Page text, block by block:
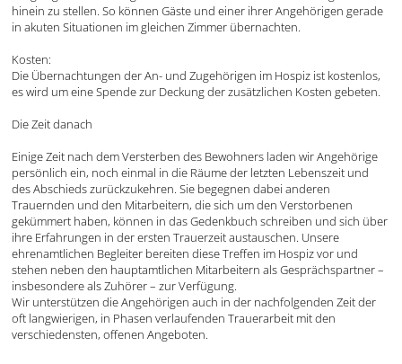
hinein zu stellen. So können Gäste und einer ihrer Angehörigen gerade
in akuten Situationen im gleichen Zimmer übernachten.
Kosten:
Die Übernachtungen der An- und Zugehörigen im Hospiz ist kostenlos,
es wird um eine Spende zur Deckung der zusätzlichen Kosten gebeten.
Die Zeit danach
Einige Zeit nach dem Versterben des Bewohners laden wir Angehörige
persönlich ein, noch einmal in die Räume der letzten Lebenszeit und
des Abschieds zurückzukehren. Sie begegnen dabei anderen
Trauernden und den Mitarbeitern, die sich um den Verstorbenen
gekümmert haben, können in das Gedenkbuch schreiben und sich über
ihre Erfahrungen in der ersten Trauerzeit austauschen. Unsere
ehrenamtlichen Begleiter bereiten diese Treffen im Hospiz vor und
stehen neben den hauptamtlichen Mitarbeitern als Gesprächspartner –
insbesondere als Zuhörer – zur Verfügung.
Wir unterstützen die Angehörigen auch in der nachfolgenden Zeit der
oft langwierigen, in Phasen verlaufenden Trauerarbeit mit den
verschiedensten, offenen Angeboten.